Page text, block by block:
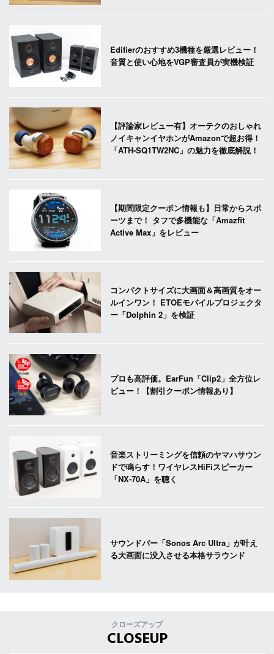
Edifierのおすすめ3機種を厳選レビュー！
音質と使い心地をVGP審査員が実機検証
【評論家レビュー有】オーテクのおしゃれ
ノイキャンイヤホンがAmazonで超お得！
「ATH-SQ1TW2NC」の魅力を徹底解説！
【期間限定クーポン情報も】日常からスポ
ーツまで！ タフで多機能な「Amazfit
Active Max」をレビュー
コンパクトサイズに大画面＆高画質をオー
ルインワン！ ETOEモバイルプロジェクタ
ー「Dolphin 2」を検証
プロも高評価。EarFun「Clip2」全方位レ
ビュー！【割引クーポン情報あり】
音楽ストリーミングを信頼のヤマハサウン
ドで鳴らす！ワイヤレスHiFiスピーカー
「NX-70A」を聴く
サウンドバー「Sonos Arc Ultra」が叶え
る大画面に没入させる本格サラウンド
クローズアップ
CLOSEUP